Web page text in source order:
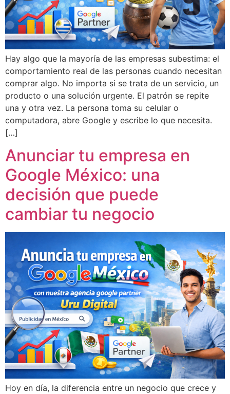
Hay algo que la mayoría de las empresas subestima: el
comportamiento real de las personas cuando necesitan
comprar algo. No importa si se trata de un servicio, un
producto o una solución urgente. El patrón se repite
una y otra vez. La persona toma su celular o
computadora, abre Google y escribe lo que necesita.
[…]
Anunciar tu empresa en
Google México: una
decisión que puede
cambiar tu negocio
Hoy en día, la diferencia entre un negocio que crece y